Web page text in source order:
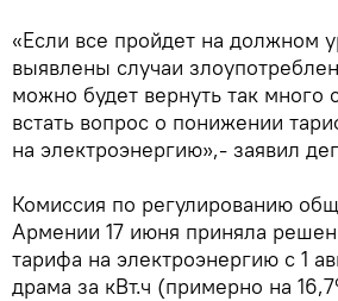
«Если все пройдет на должном
выявлены случаи
можно будет вернуть так много
встать вопрос о понижении
на электроэнергию»,- заявил
Комиссия по регулированию
Армении 17 июня приняла
тарифа на электроэнергию с 1
драма за кВт.ч (примерно на